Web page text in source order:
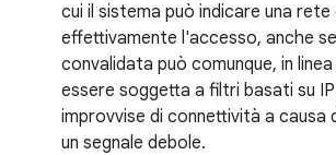
cui il sistema può indicare una
effettivamente l'accesso, anche
convalidata può comunque, in
essere soggetta a filtri basati su
improvvise di connettività a causa
un segnale debole.